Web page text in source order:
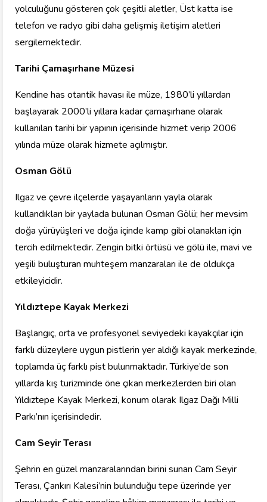
yolculuğunu gösteren çok çeşitli aletler, Üst katta ise
telefon ve radyo gibi daha gelişmiş iletişim aletleri
sergilemektedir.
Tarihi Çamaşırhane Müzesi
Kendine has otantik havası ile müze, 1980’li yıllardan
başlayarak 2000’li yıllara kadar çamaşırhane olarak
kullanılan tarihi bir yapının içerisinde hizmet verip 2006
yılında müze olarak hizmete açılmıştır.
Osman Gölü
Ilgaz ve çevre ilçelerde yaşayanların yayla olarak
kullandıkları bir yaylada bulunan Osman Gölü; her mevsim
doğa yürüyüşleri ve doğa içinde kamp gibi olanakları için
tercih edilmektedir. Zengin bitki örtüsü ve gölü ile, mavi ve
yeşili buluşturan muhteşem manzaraları ile de oldukça
etkileyicidir.
Yıldıztepe Kayak Merkezi
Başlangıç, orta ve profesyonel seviyedeki kayakçılar için
farklı düzeylere uygun pistlerin yer aldığı kayak merkezinde,
toplamda üç farklı pist bulunmaktadır. Türkiye’de son
yıllarda kış turizminde öne çıkan merkezlerden biri olan
Yıldıztepe Kayak Merkezi, konum olarak Ilgaz Dağı Milli
Parkı’nın içerisindedir.
Cam Seyir Terası
Şehrin en güzel manzaralarından birini sunan Cam Seyir
Terası, Çankırı Kalesi’nin bulunduğu tepe üzerinde yer